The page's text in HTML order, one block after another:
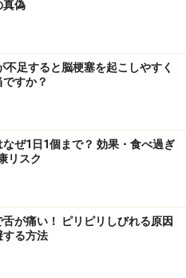
。
部を塩化カリウムに置き換
した。塩化カリウムは若干
うに塩味を感じるためこの
す。
たいのは塩化カリウムであ
だと思います。次に体内で
係を見ていきましょう。
真偽
不足すると脳梗塞を起こしやすく
すか？
ぜ1日1個まで？ 効果・食べ過ぎ
リスク
が痛い！ ピリピリしびれる原因
する方法